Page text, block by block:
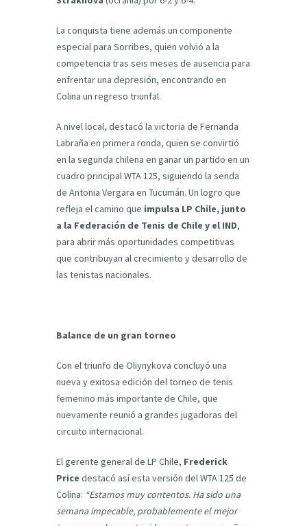
La conquista tiene además un componente
especial para Sorribes, quien volvió a la
competencia tras seis meses de ausencia para
enfrentar una depresión, encontrando en
Colina un regreso triunfal.
A nivel local, destacó la victoria de Fernanda
Labraña en primera ronda, quien se convirtió
en la segunda chilena en ganar un partido en un
cuadro principal WTA 125, siguiendo la senda
de Antonia Vergara en Tucumán. Un logro que
refleja el camino que impulsa LP Chile, junto
a la Federación de Tenis de Chile y el IND,
para abrir más oportunidades competitivas
que contribuyan al crecimiento y desarrollo de
las tenistas nacionales.
Balance de un gran torneo
Con el triunfo de Oliynykova concluyó una
nueva y exitosa edición del torneo de tenis
femenino más importante de Chile, que
nuevamente reunió a grandes jugadoras del
circuito internacional.
El gerente general de LP Chile, Frederick
Price destacó así esta versión del WTA 125 de
Colina: “Estamos muy contentos. Ha sido una
semana impecable, probablemente el mejor